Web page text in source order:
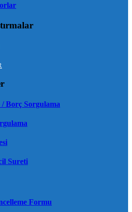
Borç Sorgulama
Sureti
Formu